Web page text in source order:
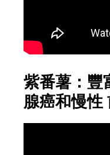
紫番薯：豐
腺癌和慢性